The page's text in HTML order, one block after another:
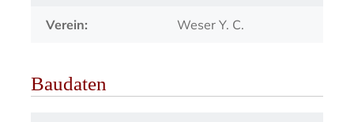
Verein: Weser Y. C.
Baudaten